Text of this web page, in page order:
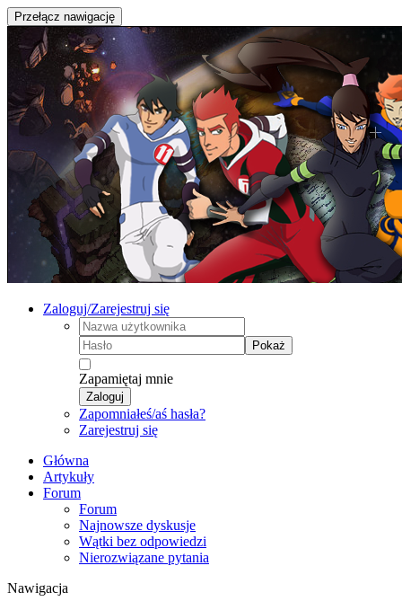
Przełącz nawigację
Zaloguj/Zarejestruj się
Pokaż
Zapamiętaj mnie
Zaloguj
Zapomniałeś/aś hasła?
Zarejestruj się
Główna
Artykuły
Forum
Forum
Najnowsze dyskusje
Wątki bez odpowiedzi
Nierozwiązane pytania
Nawigacja